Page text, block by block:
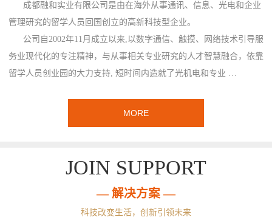
成都融和实业有限公司是由在海外从事通讯、信息、光电和企业
管理研究的留学人员回国创立的高新科技型企业。
公司自2002年11月成立以来,以数字通信、触摸、网络技术引导服
务业现代化的专注精神，与从事相关专业研究的人才智慧融合，依靠
留学人员创业园的大力支持, 短时间内造就了光机电和专业 …
MORE
JOIN SUPPORT
— 解决方案 —
科技改变生活，创新引领未来